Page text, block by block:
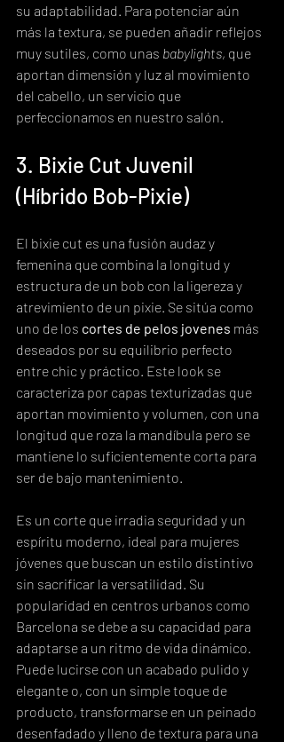
su adaptabilidad. Para potenciar aún
más la textura, se pueden añadir reflejos
muy sutiles, como unas babylights, que
aportan dimensión y luz al movimiento
del cabello, un servicio que
perfeccionamos en nuestro salón.
3. Bixie Cut Juvenil
(Híbrido Bob-Pixie)
El bixie cut es una fusión audaz y
femenina que combina la longitud y
estructura de un bob con la ligereza y
atrevimiento de un pixie. Se sitúa como
uno de los cortes de pelos jovenes más
deseados por su equilibrio perfecto
entre chic y práctico. Este look se
caracteriza por capas texturizadas que
aportan movimiento y volumen, con una
longitud que roza la mandíbula pero se
mantiene lo suficientemente corta para
ser de bajo mantenimiento.
Es un corte que irradia seguridad y un
espíritu moderno, ideal para mujeres
jóvenes que buscan un estilo distintivo
sin sacrificar la versatilidad. Su
popularidad en centros urbanos como
Barcelona se debe a su capacidad para
adaptarse a un ritmo de vida dinámico.
Puede lucirse con un acabado pulido y
elegante o, con un simple toque de
producto, transformarse en un peinado
desenfadado y lleno de textura para una